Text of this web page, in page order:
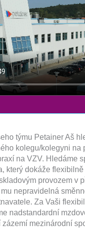
týmu Petainer Aš
kolegu/kolegyni na
na VZV. Hledáme
který dokáže
provozem v
nepravidelná
Za Vaši
nadstandardní
zázemí mezinárodní